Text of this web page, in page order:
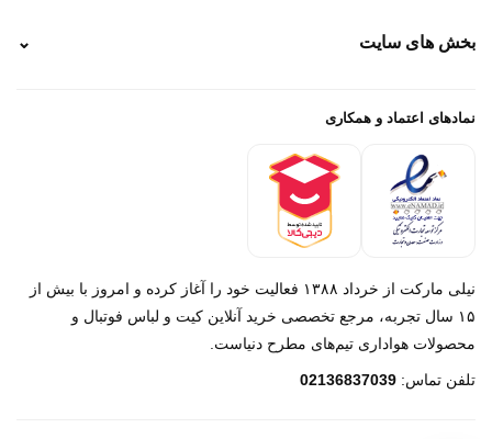
راهنمای سفارش
رهگیری تیپاکس
خرید لباس جدید بارسلونا 2025/2026
بخش های سایت ⌄
پرداخت باز
تماس با ما
نمادهای اعتماد و همکاری
نیلی مارکت از خرداد ۱۳۸۸ فعالیت خود را آغاز کرده و امروز با بیش از
۱۵ سال تجربه، مرجع تخصصی خرید آنلاین کیت و لباس فوتبال و
محصولات هواداری تیم‌های مطرح دنیاست.
تلفن تماس: 02136837039
پشتیبانی روبیکا‌